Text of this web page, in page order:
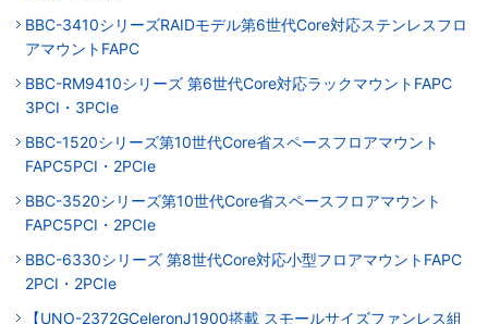
BBC-3410シリーズRAIDモデル第6世代Core対応ステンレスフロ
アマウントFAPC
BBC-RM9410シリーズ 第6世代Core対応ラックマウントFAPC
3PCI・3PCIe
BBC-1520シリーズ第10世代Core省スペースフロアマウント
FAPC5PCI・2PCIe
BBC-3520シリーズ第10世代Core省スペースフロアマウント
FAPC5PCI・2PCIe
BBC-6330シリーズ 第8世代Core対応小型フロアマウントFAPC
2PCI・2PCIe
【UNO-2372GCeleronJ1900搭載 スモールサイズファンレス組